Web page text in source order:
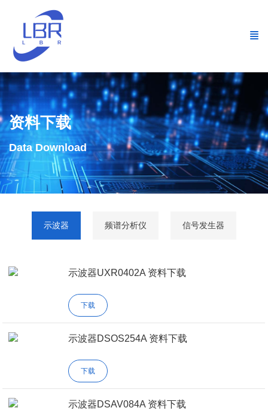
资料下载
Data Download
示波器 频谱分析仪 信号发生器
示波器UXR0402A 资料下载
下载
示波器DSOS254A 资料下载
下载
示波器DSAV084A 资料下载